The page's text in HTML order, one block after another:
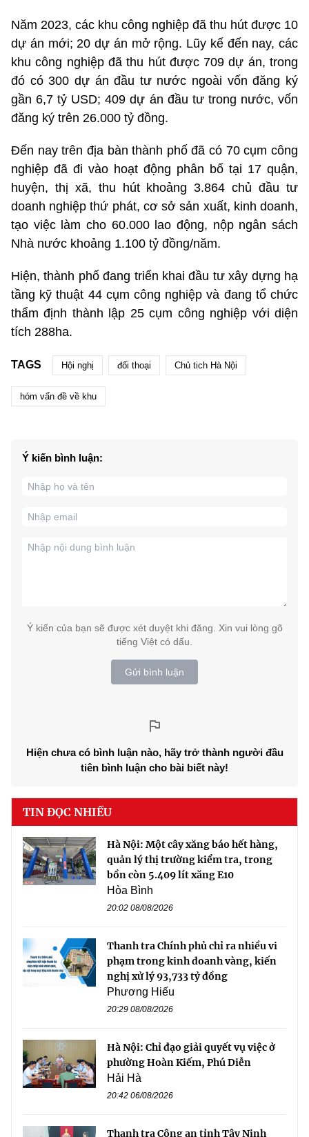
Năm 2023, các khu công nghiệp đã thu hút được 10
dự án mới; 20 dự án mở rộng. Lũy kế đến nay, các
khu công nghiệp đã thu hút được 709 dự án, trong
đó có 300 dự án đầu tư nước ngoài vốn đăng ký
gần 6,7 tỷ USD; 409 dự án đầu tư trong nước, vốn
đăng ký trên 26.000 tỷ đồng.
Đến nay trên địa bàn thành phố đã có 70 cụm công
nghiệp đã đi vào hoạt động phân bố tại 17 quận,
huyện, thị xã, thu hút khoảng 3.864 chủ đầu tư
doanh nghiệp thứ phát, cơ sở sản xuất, kinh doanh,
tạo việc làm cho 60.000 lao động, nộp ngân sách
Nhà nước khoảng 1.100 tỷ đồng/năm.
Hiện, thành phố đang triển khai đầu tư xây dựng hạ
tầng kỹ thuật 44 cụm công nghiệp và đang tổ chức
thẩm định thành lập 25 cụm công nghiệp với diện
tích 288ha.
TAGS Hội nghị đối thoại Chủ tich Hà Nội
hóm vấn đề về khu
Ý kiến bình luận:
Ý kiến của bạn sẽ được xét duyệt khi đăng. Xin vui lòng gõ
tiếng Việt có dấu.
Gửi bình luận
Hiện chưa có bình luận nào, hãy trở thành người đầu
tiên bình luận cho bài biết này!
TIN ĐỌC NHIỀU
Hà Nội: Một cây xăng báo hết hàng,
quản lý thị trường kiểm tra, trong
bồn còn 5.409 lít xăng E10
Hòa Bình
20:02 08/08/2026
Thanh tra Chính phủ chỉ ra nhiều vi
phạm trong kinh doanh vàng, kiến
nghị xử lý 93,733 tỷ đồng
Phương Hiếu
20:29 08/08/2026
Hà Nội: Chỉ đạo giải quyết vụ việc ở
phường Hoàn Kiếm, Phú Diễn
Hải Hà
20:42 06/08/2026
Thanh tra Công an tỉnh Tây Ninh